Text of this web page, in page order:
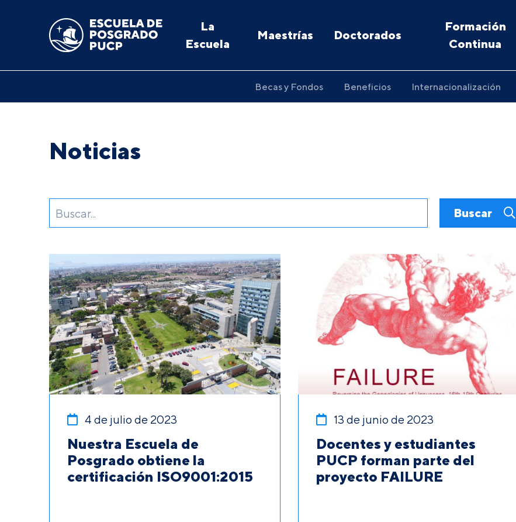
La
Escuela
Maestrías Doctorados
Formación
Continua
Becas y Fondos Beneficios Internacionalización
Noticias
Buscar
4 de julio de 2023
Nuestra Escuela de
Posgrado obtiene la
certificación ISO9001:2015
13 de junio de 2023
Docentes y estudiantes
PUCP forman parte del
proyecto FAILURE